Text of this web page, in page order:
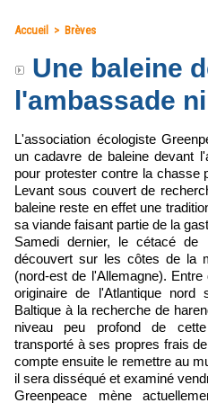
Accueil > Brèves
Une baleine
l'ambassade
L'association écologiste
un cadavre de baleine devant
pour protester contre la chasse
Levant sous couvert de
baleine reste en effet une
sa viande faisant partie de la
Samedi dernier, le cétacé
découvert sur les côtes de la
(nord-est de l'Allemagne).
originaire de l'Atlantique
Baltique à la recherche de
niveau peu profond de
transporté à ses propres frais
compte ensuite le remettre au
il sera disséqué et examiné
Greenpeace mène